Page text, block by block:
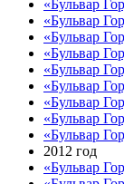
«Бульвар
«Бульвар
«Бульвар
«Бульвар
«Бульвар
«Бульвар
«Бульвар
«Бульвар
«Бульвар
2012 год
«Бульвар